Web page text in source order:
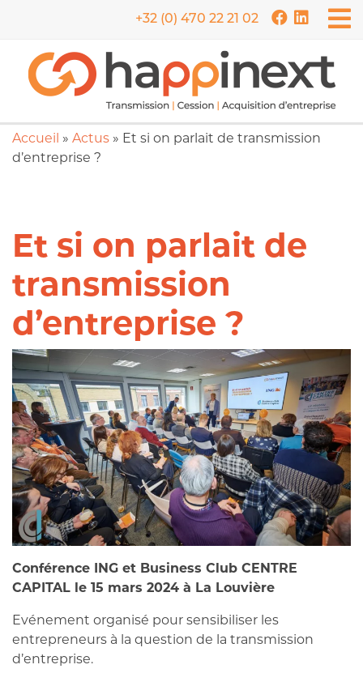
+32 (0) 470 22 21 02
Accueil » Actus » Et si on parlait de transmission
d’entreprise ?
Et si on parlait de
transmission
d’entreprise ?
Conférence ING et Business Club CENTRE
CAPITAL le 15 mars 2024 à La Louvière
Evénement organisé pour sensibiliser les
entrepreneurs à la question de la transmission
d’entreprise.